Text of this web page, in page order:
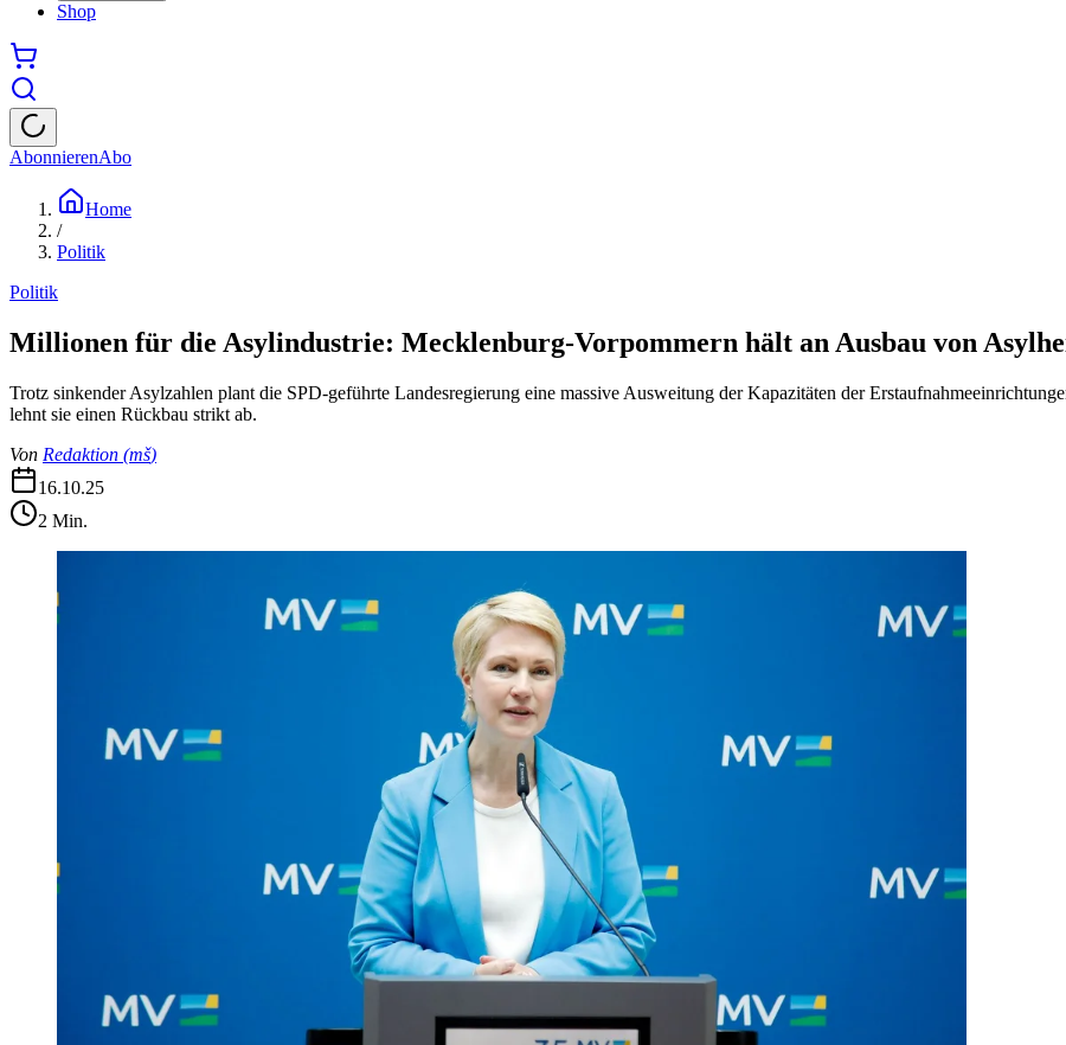
Shop
AbonnierenAbo
Home
/
Politik
Politik
Millionen für die Asylindustrie: Mecklenburg-Vorpommern hält an Ausbau von
Trotz sinkender Asylzahlen plant die SPD-geführte Landesregierung eine massive Ausweitung der Kapazitäten der
lehnt sie einen Rückbau strikt ab.
Von Redaktion (mš)
16.10.25
2 Min.